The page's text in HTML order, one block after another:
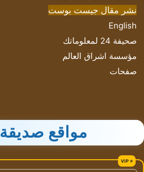
نشر مقال جيست بوست
English
صحيفة 24 لمعلوماتك
مؤسسة اشراق العالم
صفحات
مواقع صديقة